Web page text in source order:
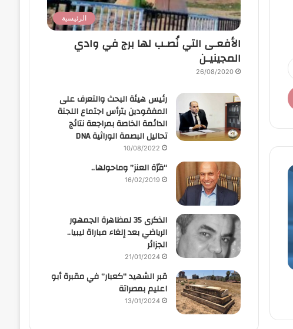
الرئيسية
الأفعـى التي نُصـب لها برج في وادي
المجينيـن
26/08/2020
رئيس هيئة البحث والتعرف على
المفقودين يترأس اجتماع اللجنة
الدائمة الخاصة بمراجعة نتائج
تحاليل البصمة الوراثية DNA
10/08/2022
“قرّة العنز” وماحولها..
16/02/2019
الذكرى 35 لمظاهرة الجمهور
الرياضي بعد إلغاء مباراة ليبيا..
الجزائر
21/01/2024
قبر الشهيد “كعبار” في مقبرة أبو
اعليم بمصراتة
13/01/2024